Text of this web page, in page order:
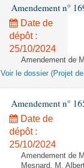
Amendement n°
Date de
dépôt :
25/10/2024
Amendement de
Voir le dossier (Projet
Amendement n°
Date de
dépôt :
25/10/2024
Amendement de
Mesnard, M.